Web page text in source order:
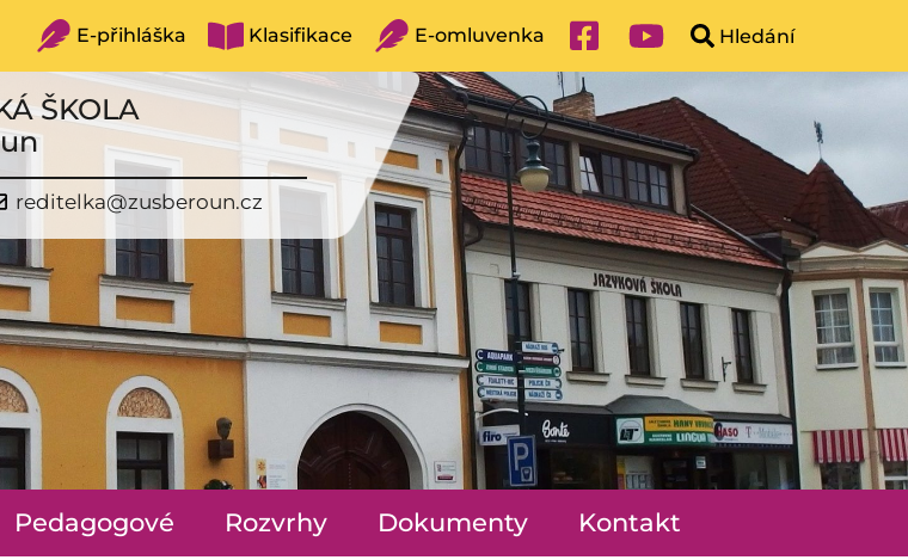
E-přihláška Klasifikace E-omluvenka
ŠKOLA
reditelka@zusberoun.cz
Pedagogové Rozvrhy Dokumenty Kontakt